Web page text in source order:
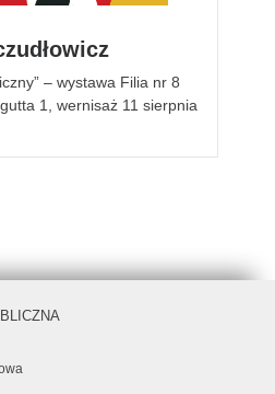
– wystawa Filia nr 8
1, wernisaż 11 sierpnia